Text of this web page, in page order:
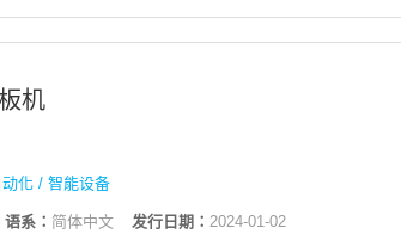
机
动化 / 智能设备
语系： 简体中文 发行日期： 2024-01-02